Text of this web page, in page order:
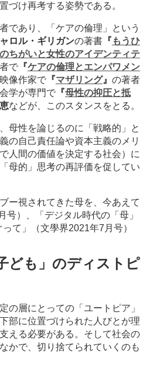
づけ再考する姿勢である。
であり、「ケアの倫理」という
ロル・ギリガンの著書 『 もうひ
ちがいと女性のアイデンティテ
で 『ケアの倫理とエンパワメン
像作家で 『マザリング』 の著者
会学が専門で 『母性の抑圧と抵
などが、このスタンスをとる。
母性を論じるのに「戦略的」と
の自己責任論や資本主義のメリ
人間の価値を決定する社会）に
母的」思考の再評価を促してい
ー視されてきた母を、今あえて
号）、「デジタル時代の「母」
て」（文學界2021年7月号）
ども」のディストピ
の層にとっての「ユートピア」
部に位置づけられた人びとが理
える必要がある。そして社会の
かで、切り捨てられていくのも